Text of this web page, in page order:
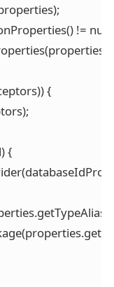
!= null)
{
{